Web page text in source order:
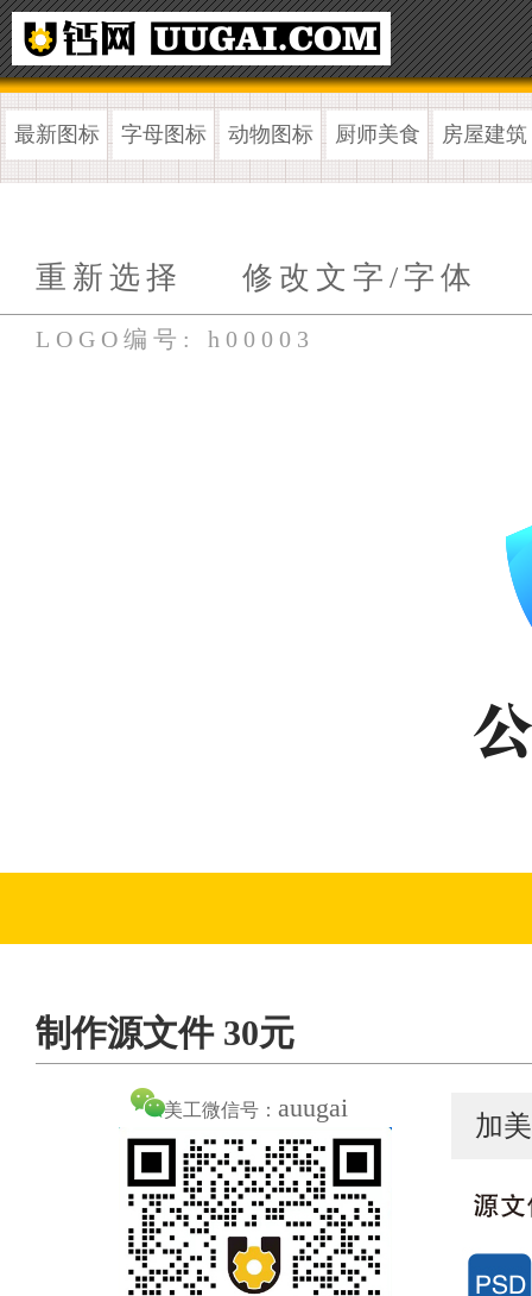
最新图标 字母图标 动物图标 厨师美食 房屋建筑
重新选择 修改文字/字体
LOGO编号: h00003
制作源文件 30元
美工微信号： auugai
加